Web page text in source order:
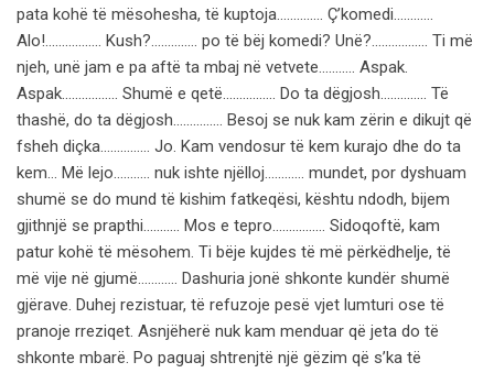
pata kohë të mësohesha, të kuptoja………….. Ç’komedi…………
Alo!…………….. Kush?………….. po të bëj komedi? Unë?…………….. Ti më
njeh, unë jam e pa aftë ta mbaj në vetvete……….. Aspak.
Aspak…………….. Shumë e qetë……………. Do ta dëgjosh………….. Të
thashë, do ta dëgjosh…………… Besoj se nuk kam zërin e dikujt që
fsheh diçka…………… Jo. Kam vendosur të kem kurajo dhe do ta
kem… Më lejo……….. nuk ishte njëlloj………… mundet, por dyshuam
shumë se do mund të kishim fatkeqësi, kështu ndodh, bijem
gjithnjë se prapthi……….. Mos e tepro……………. Sidoqoftë, kam
patur kohë të mësohem. Ti bëje kujdes të më përkëdhelje, të
më vije në gjumë………… Dashuria jonë shkonte kundër shumë
gjërave. Duhej rezistuar, të refuzoje pesë vjet lumturi ose të
pranoje rreziqet. Asnjëherë nuk kam menduar që jeta do të
shkonte mbarë. Po paguaj shtrenjtë një gëzim që s’ka të